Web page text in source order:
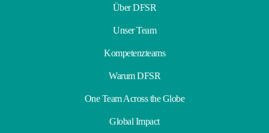
Über DFSR
Unser Team
Kompetenzteams
Warum DFSR
One Team Across the Globe
Global Impact